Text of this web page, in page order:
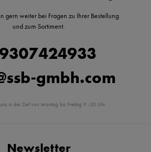
gern weiter bei Fragen zu Ihrer Bestellung
und zum Sortiment.
gmbh.com
uns in der Zeit von Montag bis Freitag 9 -20 Uhr.
Newsletter